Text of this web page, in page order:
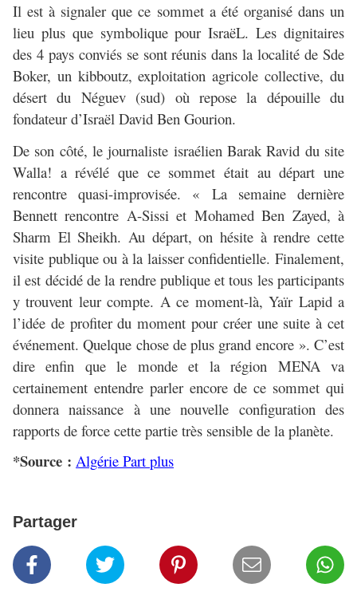
Il est à signaler que ce sommet a été organisé dans un
lieu plus que symbolique pour IsraëL. Les dignitaires
des 4 pays conviés se sont réunis dans la localité de Sde
Boker, un kibboutz, exploitation agricole collective, du
désert du Néguev (sud) où repose la dépouille du
fondateur d’Israël David Ben Gourion.
De son côté, le journaliste israélien Barak Ravid du site
Walla! a révélé que ce sommet était au départ une
rencontre quasi-improvisée. « La semaine dernière
Bennett rencontre A-Sissi et Mohamed Ben Zayed, à
Sharm El Sheikh. Au départ, on hésite à rendre cette
visite publique ou à la laisser confidentielle. Finalement,
il est décidé de la rendre publique et tous les participants
y trouvent leur compte. A ce moment-là, Yaïr Lapid a
l’idée de profiter du moment pour créer une suite à cet
événement. Quelque chose de plus grand encore ». C’est
dire enfin que le monde et la région MENA va
certainement entendre parler encore de ce sommet qui
donnera naissance à une nouvelle configuration des
rapports de force cette partie très sensible de la planète.
*Source : Algérie Part plus
Partager